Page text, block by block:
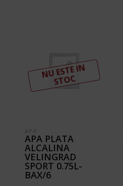
N
U ESTE I
N
ST
OC
APA
APA PLATA
ALCALINA
VELINGRAD
SPORT 0.75L-
BAX/6